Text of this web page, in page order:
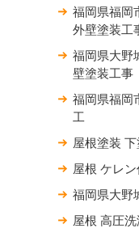
福岡県福岡
外壁塗装
福岡県大野
壁塗装工
福岡県福
工
屋根塗装
屋根 ケレ
福岡県大
屋根 高圧